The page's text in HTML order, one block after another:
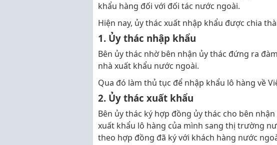
khẩu hàng đối với đối tác nước ngoài.
Hiện nay, ủy thác xuất nhập khẩu được chia
1. Ủy thác nhập khẩu
Bên ủy thác nhờ bên nhận ủy thác đứng ra
nhà xuất khẩu nước ngoài.
Qua đó làm thủ tục để nhập khẩu lô hàng về
2. Ủy thác xuất khẩu
Bên ủy thác ký hợp đồng ủy thác cho bên
xuất khẩu lô hàng của mình sang thị trường
theo hợp đồng đã ký với khách hàng nước